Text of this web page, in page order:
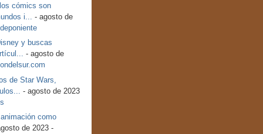
cómics son
i...
- agosto de
y buscas
- agosto de
de Star Wars,
- agosto de 2023
como
de 2023 -